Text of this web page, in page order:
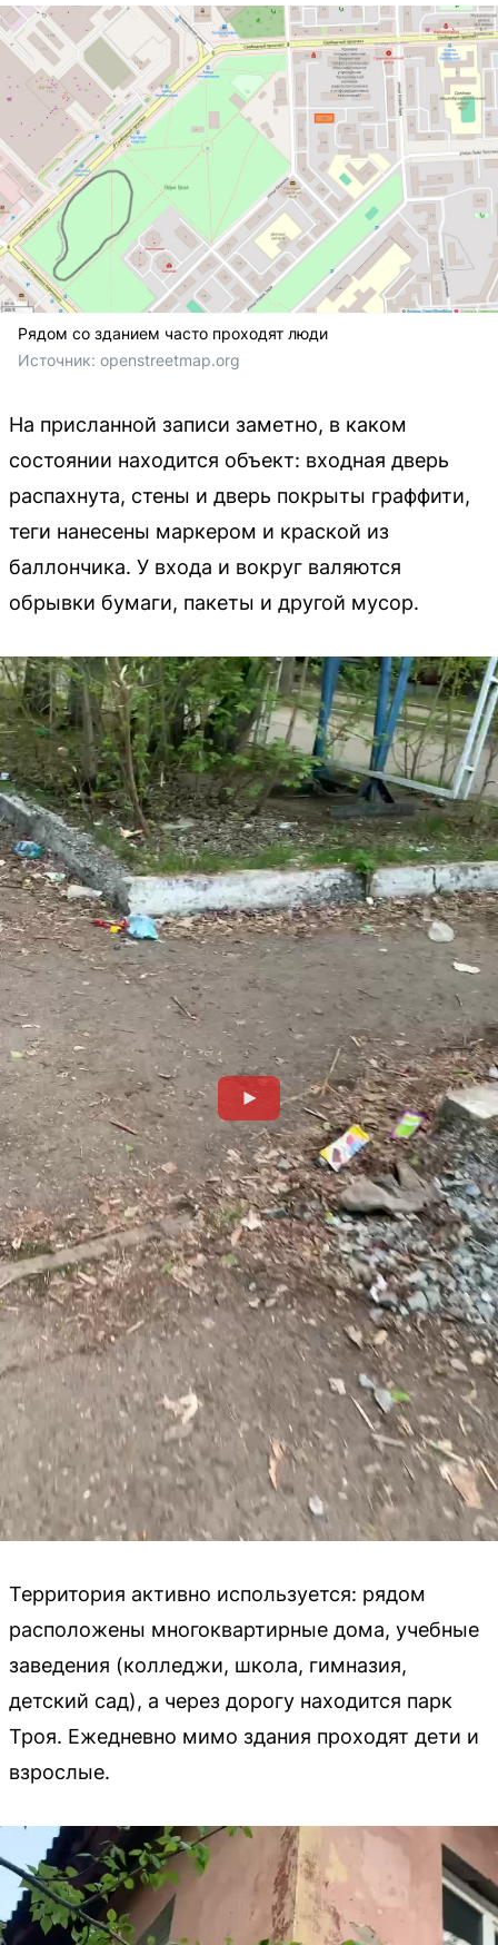
Рядом со зданием часто проходят люди
Источник: openstreetmap.org
На присланной записи заметно, в каком
состоянии находится объект: входная дверь
распахнута, стены и дверь покрыты граффити,
теги нанесены маркером и краской из
баллончика. У входа и вокруг валяются
обрывки бумаги, пакеты и другой мусор.
Территория активно используется: рядом
расположены многоквартирные дома, учебные
заведения (колледжи, школа, гимназия,
детский сад), а через дорогу находится парк
Троя. Ежедневно мимо здания проходят дети и
взрослые.